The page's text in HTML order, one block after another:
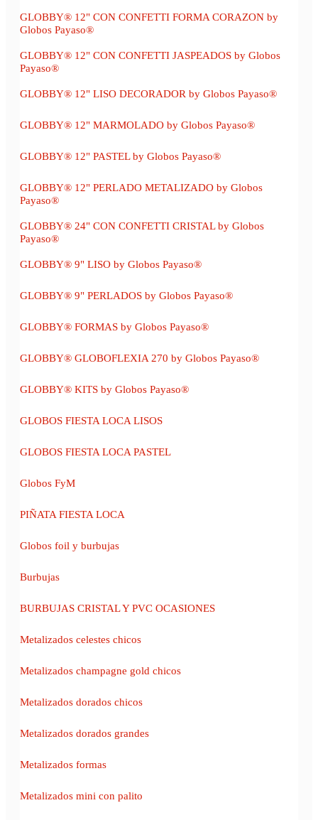
GLOBBY® 12" CON CONFETTI FORMA CORAZON by
Globos Payaso®
GLOBBY® 12" CON CONFETTI JASPEADOS by Globos
Payaso®
GLOBBY® 12" LISO DECORADOR by Globos Payaso®
GLOBBY® 12" MARMOLADO by Globos Payaso®
GLOBBY® 12" PASTEL by Globos Payaso®
GLOBBY® 12" PERLADO METALIZADO by Globos
Payaso®
GLOBBY® 24" CON CONFETTI CRISTAL by Globos
Payaso®
GLOBBY® 9" LISO by Globos Payaso®
GLOBBY® 9" PERLADOS by Globos Payaso®
GLOBBY® FORMAS by Globos Payaso®
GLOBBY® GLOBOFLEXIA 270 by Globos Payaso®
GLOBBY® KITS by Globos Payaso®
GLOBOS FIESTA LOCA LISOS
GLOBOS FIESTA LOCA PASTEL
Globos FyM
PIÑATA FIESTA LOCA
Globos foil y burbujas
Burbujas
BURBUJAS CRISTAL Y PVC OCASIONES
Metalizados celestes chicos
Metalizados champagne gold chicos
Metalizados dorados chicos
Metalizados dorados grandes
Metalizados formas
Metalizados mini con palito